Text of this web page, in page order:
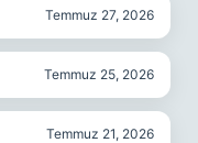
Temmuz 27, 2026
Temmuz 25, 2026
Temmuz 21, 2026